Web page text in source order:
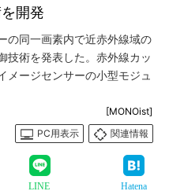
開発
の同一画素内で近赤外線域の
技術を発表した。赤外線カッ
メージセンサーの小型モジュ
[MONOist]
PC用表示
関連情報
LINE Hatena